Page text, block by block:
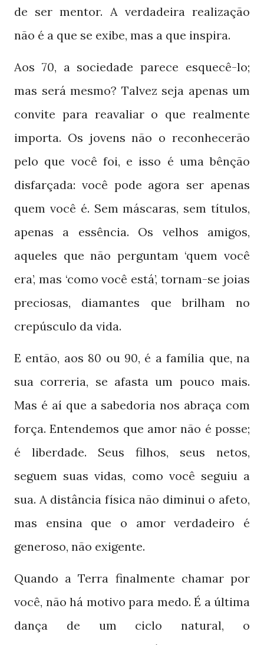
de ser mentor. A verdadeira realização
não é a que se exibe, mas a que inspira.
Aos 70, a sociedade parece esquecê-lo;
mas será mesmo? Talvez seja apenas um
convite para reavaliar o que realmente
importa. Os jovens não o reconhecerão
pelo que você foi, e isso é uma bênção
disfarçada: você pode agora ser apenas
quem você é. Sem máscaras, sem títulos,
apenas a essência. Os velhos amigos,
aqueles que não perguntam ‘quem você
era’, mas ‘como você está’, tornam-se joias
preciosas, diamantes que brilham no
crepúsculo da vida.
E então, aos 80 ou 90, é a família que, na
sua correria, se afasta um pouco mais.
Mas é aí que a sabedoria nos abraça com
força. Entendemos que amor não é posse;
é liberdade. Seus filhos, seus netos,
seguem suas vidas, como você seguiu a
sua. A distância física não diminui o afeto,
mas ensina que o amor verdadeiro é
generoso, não exigente.
Quando a Terra finalmente chamar por
você, não há motivo para medo. É a última
dança de um ciclo natural, o